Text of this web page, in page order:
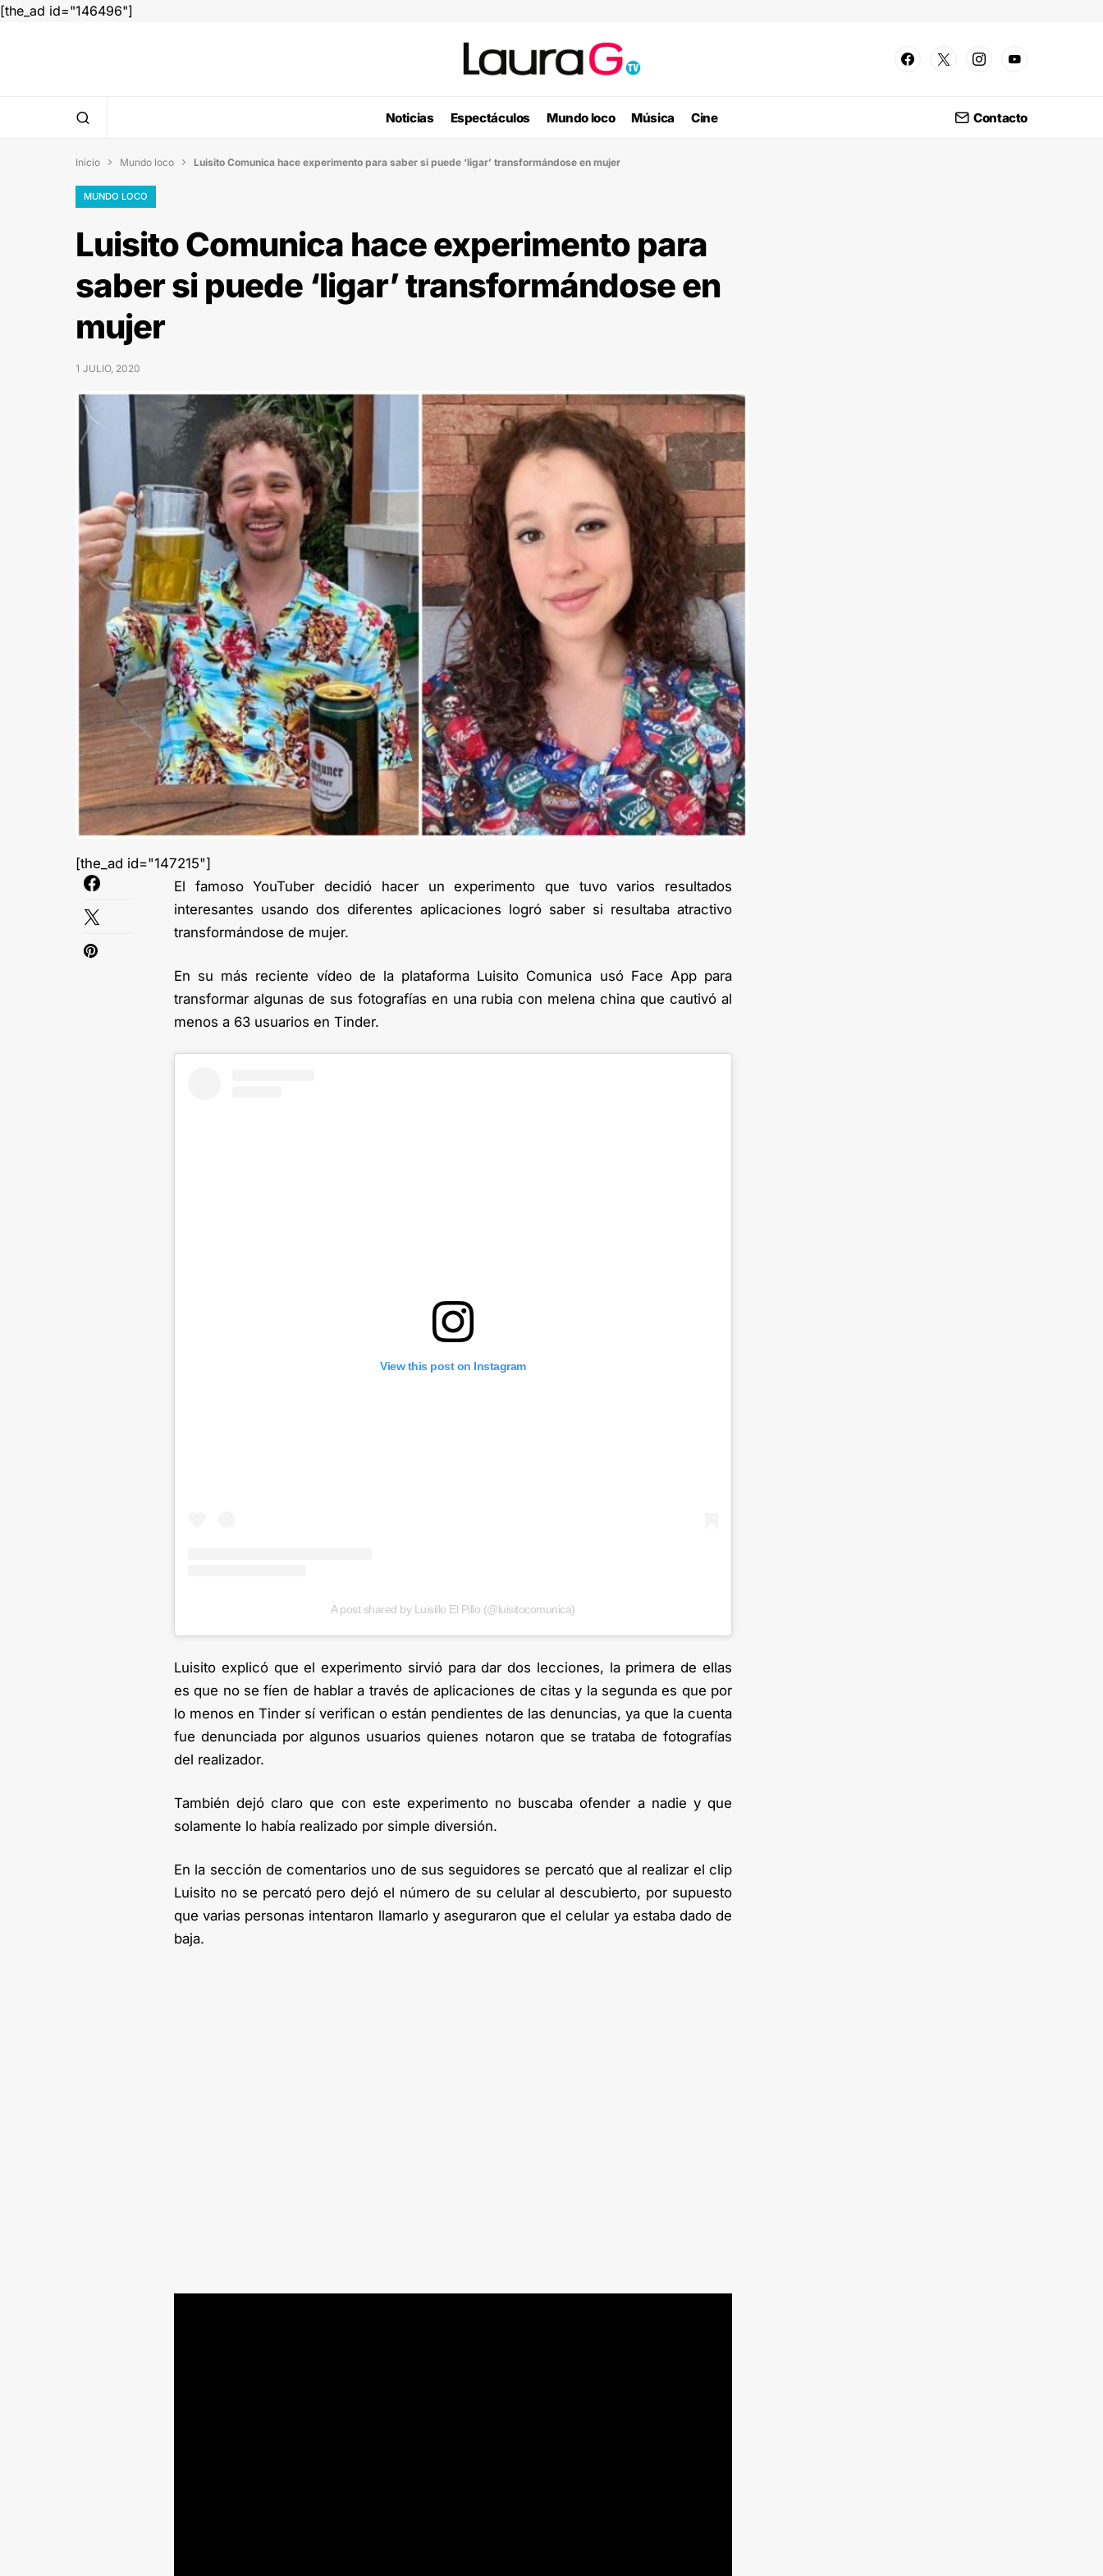
[the_ad id="146496"]
Noticias Espectáculos Mundo loco Música Cine Contacto
Inicio  Mundo loco  Luisito Comunica hace experimento para saber si puede ‘ligar’ transformándose en mujer
MUNDO LOCO
Luisito Comunica hace experimento para
saber si puede ‘ligar’ transformándose en
mujer
1 JULIO, 2020
[the_ad id="147215"]
El famoso YouTuber decidió hacer un experimento que tuvo varios resultados
interesantes usando dos diferentes aplicaciones logró saber si resultaba atractivo
transformándose de mujer.
En su más reciente vídeo de la plataforma Luisito Comunica usó Face App para
transformar algunas de sus fotografías en una rubia con melena china que cautivó al
menos a 63 usuarios en Tinder.
View this post on Instagram
A post shared by Luisillo El Pillo (@luisitocomunica)
Luisito explicó que el experimento sirvió para dar dos lecciones, la primera de ellas
es que no se fíen de hablar a través de aplicaciones de citas y la segunda es que por
lo menos en Tinder sí verifican o están pendientes de las denuncias, ya que la cuenta
fue denunciada por algunos usuarios quienes notaron que se trataba de fotografías
del realizador.
También dejó claro que con este experimento no buscaba ofender a nadie y que
solamente lo había realizado por simple diversión.
En la sección de comentarios uno de sus seguidores se percató que al realizar el clip
Luisito no se percató pero dejó el número de su celular al descubierto, por supuesto
que varias personas intentaron llamarlo y aseguraron que el celular ya estaba dado de
baja.